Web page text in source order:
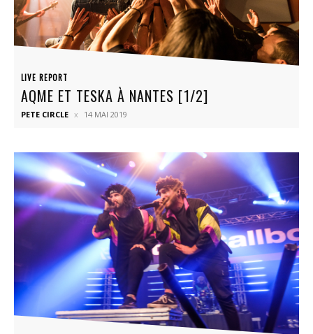
LIVE REPORT
AQME ET TESKA À NANTES [1/2]
PETE CIRCLE 14 MAI 2019